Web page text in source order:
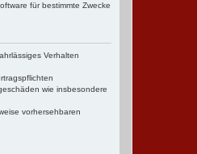
für bestimmte Zwecke
Verhalten
wie insbesondere
vorhersehbaren